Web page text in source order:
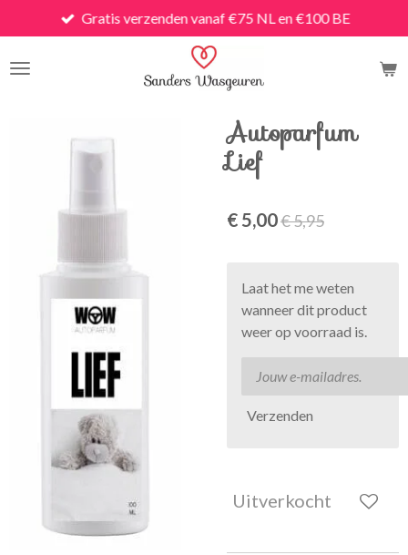
direct
naar
Gratis verzenden vanaf €75 NL en €100 BE
Autoparfum
Lief
€ 5,00€ 5,95
Laat het me weten
wanneer dit product
weer op voorraad is.
Verzenden
Uitverkocht